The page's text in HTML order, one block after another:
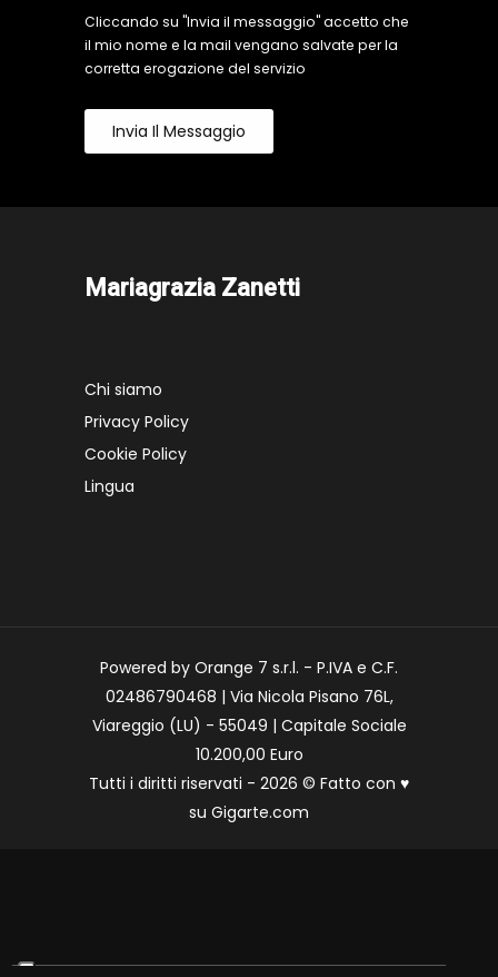
Cliccando su "Invia il messaggio" accetto che
il mio nome e la mail vengano salvate per la
corretta erogazione del servizio
Invia Il Messaggio
Mariagrazia Zanetti
Chi siamo
Privacy Policy
Cookie Policy
Lingua
Powered by Orange 7 s.r.l. - P.IVA e C.F.
02486790468 | Via Nicola Pisano 76L,
Viareggio (LU) - 55049 | Capitale Sociale
10.200,00 Euro
Tutti i diritti riservati - 2026 © Fatto con ♥
su Gigarte.com